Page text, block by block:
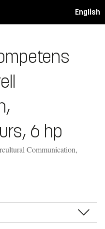
English
6 hp
Communication,